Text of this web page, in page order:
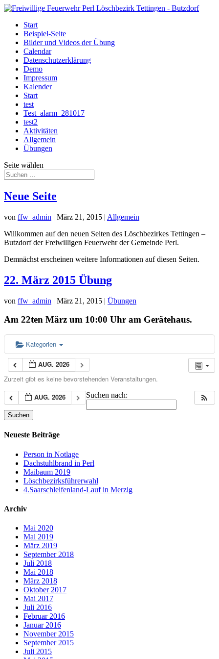
Start
Beispiel-Seite
Bilder und Videos der Übung
Calendar
Datenschutzerklärung
Demo
Impressum
Kalender
Start
test
Test_alarm_281017
test2
Aktivitäten
Allgemein
Übungen
Seite wählen
Neue Seite
von ffw_admin | März 21, 2015 | Allgemein
Willkommen auf den neuen Seiten des Löschbezirkes Tettingen –
Butzdorf der Freiwilligen Feuerwehr der Gemeinde Perl.
Demnächst erscheinen weitere Informationen auf diesen Seiten.
22. März 2015 Übung
von ffw_admin | März 21, 2015 | Übungen
Am 22ten März um 10:00 Uhr am Gerätehaus.
Kategorien
AUG. 2026
Zurzeit gibt es keine bevorstehenden Veranstaltungen.
AUG. 2026
Suchen nach:
Neueste Beiträge
Person in Notlage
Dachstuhlbrand in Perl
Maibaum 2019
Löschbezirksführerwahl
4.Saarschleifenland-Lauf in Merzig
Archiv
Mai 2020
Mai 2019
März 2019
September 2018
Juli 2018
Mai 2018
März 2018
Oktober 2017
Mai 2017
Juli 2016
Februar 2016
Januar 2016
November 2015
September 2015
Juli 2015